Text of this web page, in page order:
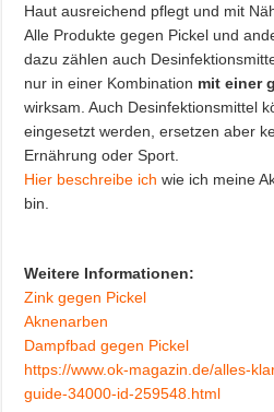
Haut ausreichend pflegt und mit
Alle Produkte gegen Pickel und
dazu zählen auch
nur in einer Kombination mit einer
wirksam. Auch Desinfektionsmittel
eingesetzt werden, ersetzen aber
Ernährung oder Sport.
Hier beschreibe ich wie ich meine
bin.
Weitere Informationen:
Zink gegen Pickel
Aknenarben
Dampfbad gegen Pickel
https://www.ok-magazin.de/alles-
guide-34000-id-259548.html